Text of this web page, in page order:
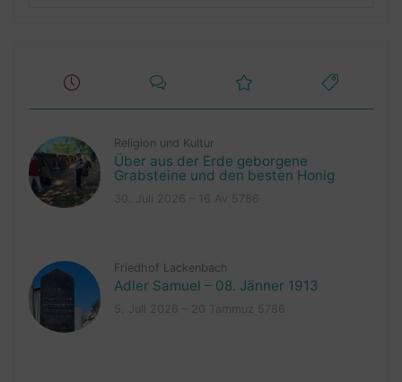
Religion und Kultur
Über aus der Erde geborgene
Grabsteine und den besten Honig
Friedhof Lackenbach
Adler Samuel – 08. Jänner 1913